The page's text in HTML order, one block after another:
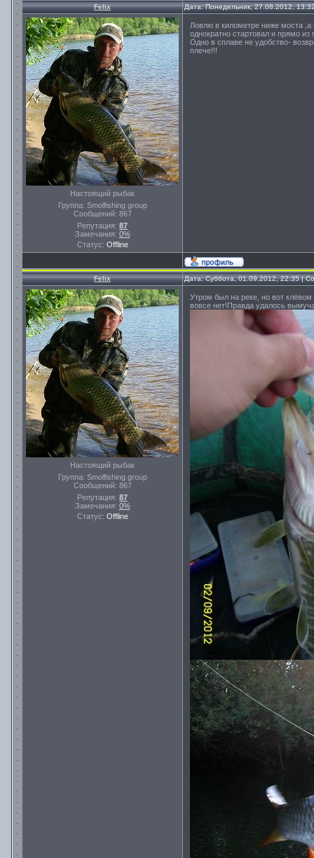
Felix Дата: Понедельник, 27.08.2012,
Настоящий рыбак
Группа: Smolfishing group
Сообщений: 867
Репутация: 87
Замечания: 0%
Статус: Offline
Ловлю в километре ниже моста
однократно стартовал и прямо
Одно в сплаве не удобство-
плече!!!
Felix Дата: Суббота, 01.09.2012, 22:35 |
Настоящий рыбак
Группа: Smolfishing group
Сообщений: 867
Репутация: 87
Замечания: 0%
Статус: Offline
Утром был на реке, но вот клёвом
вовсе нет!Правда удалось